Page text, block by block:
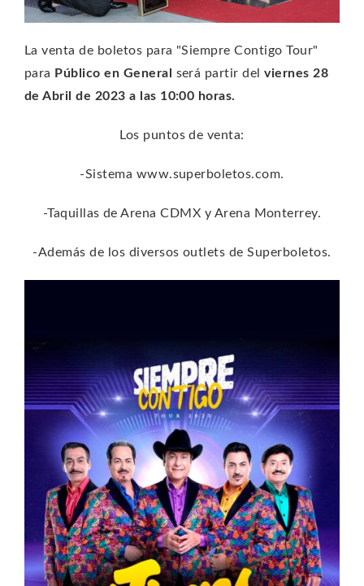
La venta de boletos para "Siempre Contigo Tour"
para Público en General será partir delviernes 28
de Abril de 2023 a las 10:00 horas.
Los puntos de venta:
-Sistema www.superboletos.com.
-Taquillas de Arena CDMX y Arena Monterrey.
-Además de los diversos outlets de Superboletos.